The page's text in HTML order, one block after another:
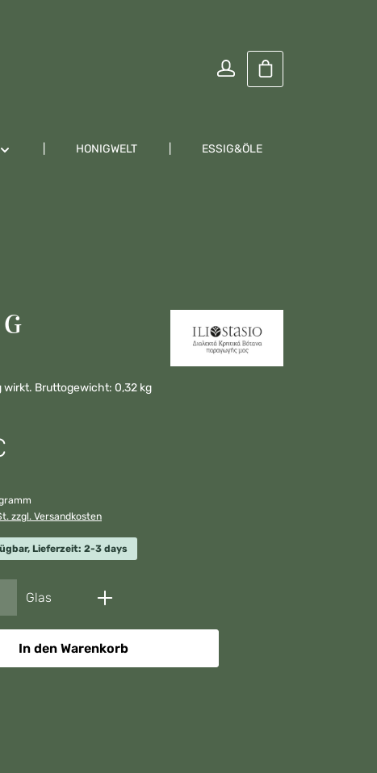
Warenkorb
HONIGWELT ESSIG&ÖLE
wirkt. Bruttogewicht: 0,32 kg
zzgl. Versandkosten
Lieferzeit: 2-3 days
Anzahl: Gib den gewünschten Wert ein
Glas
In den Warenkorb